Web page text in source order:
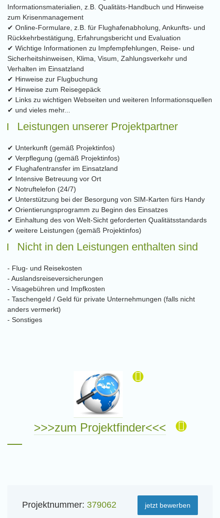
Informationsmaterialien, z.B. Qualitäts-Handbuch und Hinweise
zum Krisenmanagement
✔ Online-Formulare, z.B. für Flughafenabholung, Ankunfts- und
Rückkehrbestätigung, Erfahrungsbericht und Evaluation
✔ Wichtige Informationen zu Impfempfehlungen, Reise- und
Sicherheitshinweisen, Klima, Visum, Zahlungsverkehr und
Verhalten im Einsatzland
✔ Hinweise zur Flugbuchung
✔ Hinweise zum Reisegepäck
✔ Links zu wichtigen Webseiten und weiteren Informationsquellen
✔ und vieles mehr...
Leistungen unserer Projektpartner
✔ Unterkunft (gemäß Projektinfos)
✔ Verpflegung (gemäß Projektinfos)
✔ Flughafentransfer im Einsatzland
✔ Intensive Betreuung vor Ort
✔ Notruftelefon (24/7)
✔ Unterstützung bei der Besorgung von SIM-Karten fürs Handy
✔ Orientierungsprogramm zu Beginn des Einsatzes
✔ Einhaltung des von Welt-Sicht geforderten Qualitätsstandards
✔ weitere Leistungen (gemäß Projektinfos)
Nicht in den Leistungen enthalten sind
- Flug- und Reisekosten
- Auslandsreiseversicherungen
- Visagebühren und Impfkosten
- Taschengeld / Geld für private Unternehmungen (falls nicht
anders vermerkt)
- Sonstiges
>>>zum Projektfinder<<<
Projektnummer: 379062 jetzt bewerben